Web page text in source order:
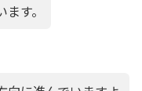
す。